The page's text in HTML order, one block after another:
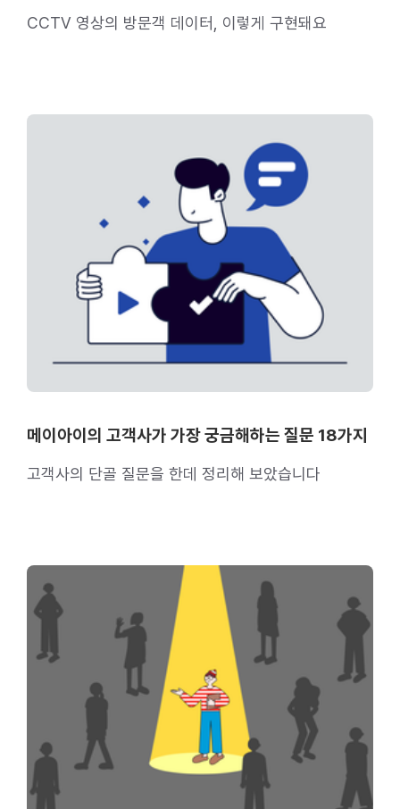
CCTV 영상의 방문객 데이터, 이렇게 구현돼요
메이아이의 고객사가 가장 궁금해하는 질문 18가지
고객사의 단골 질문을 한데 정리해 보았습니다